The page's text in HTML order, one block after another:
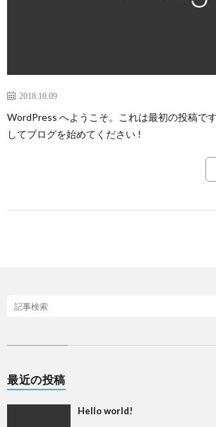
2018.10.09
WordPress へようこそ。これは最初の投稿で
してブログを始めてください !
最近の投稿
Hello world!